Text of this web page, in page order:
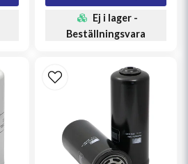
Ej i lager -
Beställningsvara